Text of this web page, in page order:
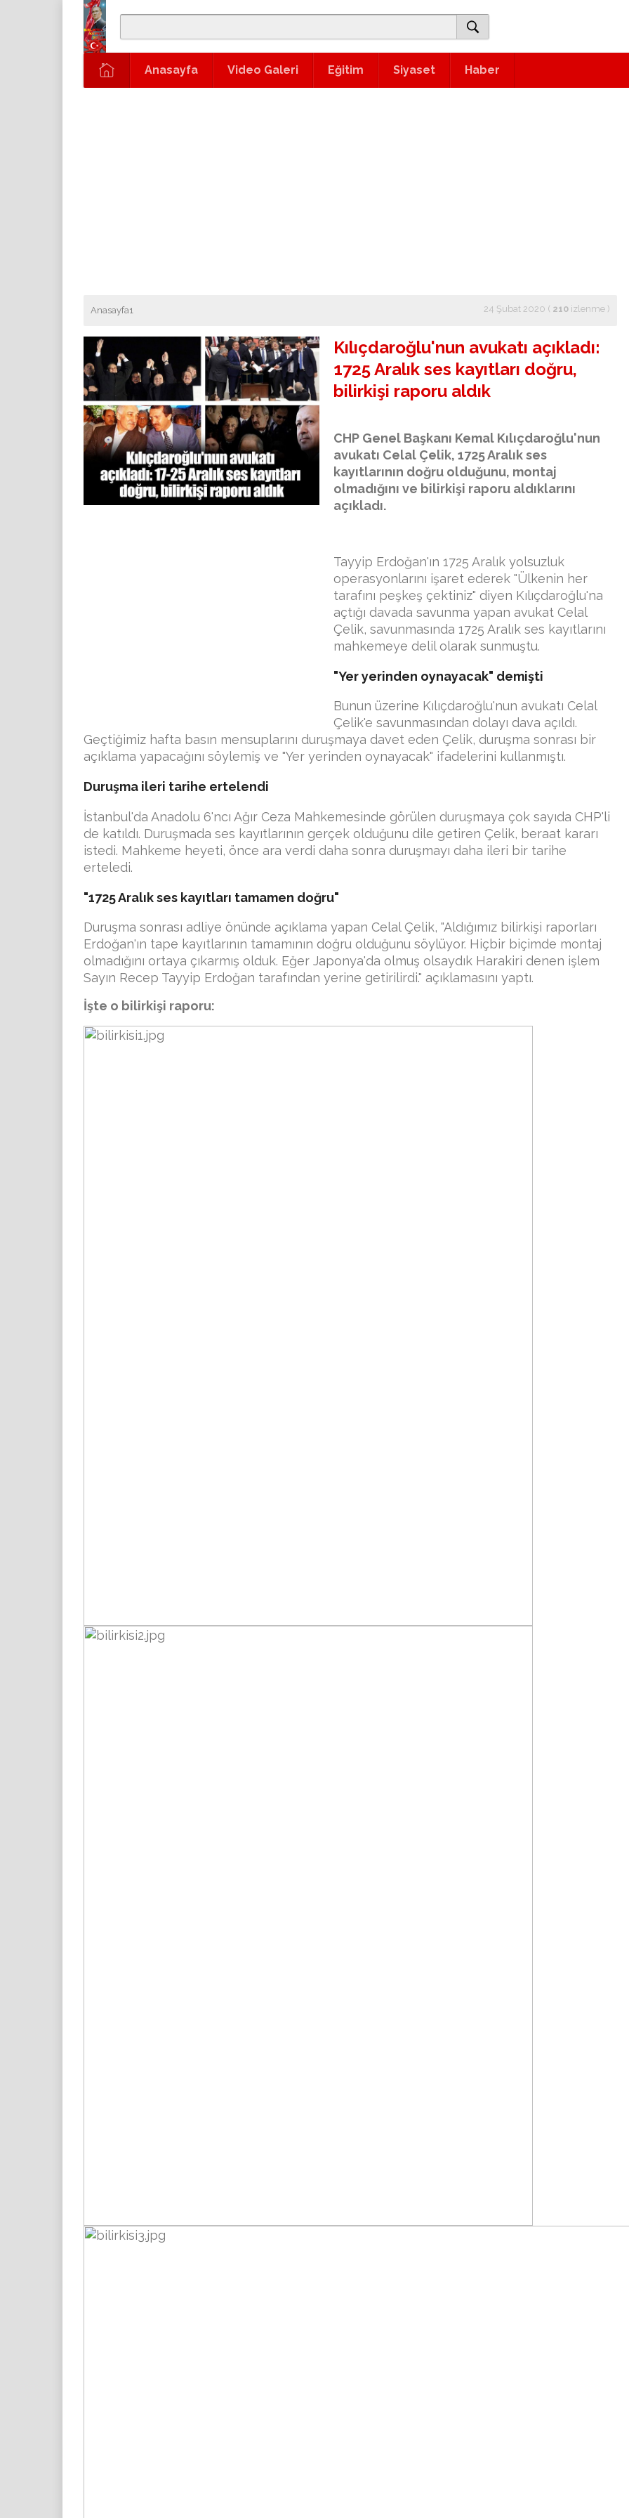
Anasayfa Video Galeri Eğitim Siyaset Haber
Anasayfa1 24 Şubat 2020 ( 210 izlenme )
Kılıçdaroğlu'nun avukatı açıkladı:
1725 Aralık ses kayıtları doğru,
bilirkişi raporu aldık
CHP Genel Başkanı Kemal Kılıçdaroğlu'nun
avukatı Celal Çelik, 1725 Aralık ses
kayıtlarının doğru olduğunu, montaj
olmadığını ve bilirkişi raporu aldıklarını
açıkladı.
Tayyip Erdoğan'ın 1725 Aralık yolsuzluk
operasyonlarını işaret ederek "Ülkenin her
tarafını peşkeş çektiniz" diyen Kılıçdaroğlu'na
açtığı davada savunma yapan avukat Celal
Çelik, savunmasında 1725 Aralık ses kayıtlarını
mahkemeye delil olarak sunmuştu.
"Yer yerinden oynayacak" demişti
Bunun üzerine Kılıçdaroğlu'nun avukatı Celal
Çelik'e savunmasından dolayı dava açıldı.
Geçtiğimiz hafta basın mensuplarını duruşmaya davet eden Çelik, duruşma sonrası bir
açıklama yapacağını söylemiş ve "Yer yerinden oynayacak" ifadelerini kullanmıştı.
Duruşma ileri tarihe ertelendi
İstanbul'da Anadolu 6'ncı Ağır Ceza Mahkemesinde görülen duruşmaya çok sayıda CHP'li
de katıldı. Duruşmada ses kayıtlarının gerçek olduğunu dile getiren Çelik, beraat kararı
istedi. Mahkeme heyeti, önce ara verdi daha sonra duruşmayı daha ileri bir tarihe
erteledi.
"1725 Aralık ses kayıtları tamamen doğru"
Duruşma sonrası adliye önünde açıklama yapan Celal Çelik, "Aldığımız bilirkişi raporları
Erdoğan'ın tape kayıtlarının tamamının doğru olduğunu söylüyor. Hiçbir biçimde montaj
olmadığını ortaya çıkarmış olduk. Eğer Japonya'da olmuş olsaydık Harakiri denen işlem
Sayın Recep Tayyip Erdoğan tarafından yerine getirilirdi." açıklamasını yaptı.
İşte o bilirkişi raporu: